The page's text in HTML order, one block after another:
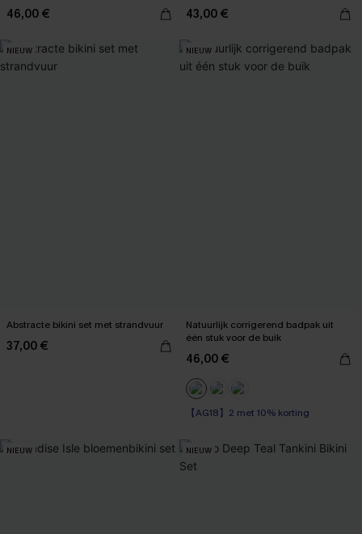
46,00 € 43,00 €
NIEUW
Abstracte bikini set met strandvuur
37,00 €
NIEUW
Natuurlijk corrigerend badpak uit
één stuk voor de buik
46,00 €
【AG18】2 met 10% korting
Corrigerend badpak
NIEUW NIEUW